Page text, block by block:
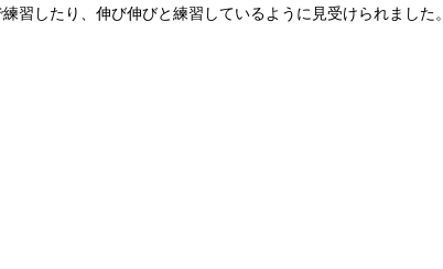
習したり、伸び伸びと練習しているように見受けられました。